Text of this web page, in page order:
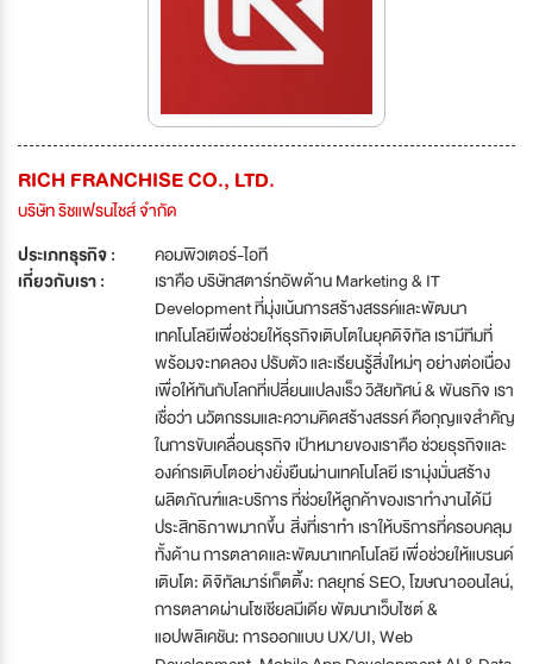
RICH FRANCHISE CO., LTD.
บริษัท ริชแฟรนไชส์ จำกัด
ประเภทธุรกิจ :
คอมพิวเตอร์-ไอที
เกี่ยวกับเรา :
เราคือ บริษัทสตาร์ทอัพด้าน Marketing & IT
Development ที่มุ่งเน้นการสร้างสรรค์และพัฒนา
เทคโนโลยีเพื่อช่วยให้ธุรกิจเติบโตในยุคดิจิทัล เรามีทีมที่
พร้อมจะทดลอง ปรับตัว และเรียนรู้สิ่งใหม่ๆ อย่างต่อเนื่อง
เพื่อให้ทันกับโลกที่เปลี่ยนแปลงเร็ว วิสัยทัศน์ & พันธกิจ เรา
เชื่อว่า นวัตกรรมและความคิดสร้างสรรค์ คือกุญแจสำคัญ
ในการขับเคลื่อนธุรกิจ เป้าหมายของเราคือ ช่วยธุรกิจและ
องค์กรเติบโตอย่างยั่งยืนผ่านเทคโนโลยี เรามุ่งมั่นสร้าง
ผลิตภัณฑ์และบริการ ที่ช่วยให้ลูกค้าของเราทำงานได้มี
ประสิทธิภาพมากขึ้น สิ่งที่เราทำ เราให้บริการที่ครอบคลุม
ทั้งด้าน การตลาดและพัฒนาเทคโนโลยี เพื่อช่วยให้แบรนด์
เติบโต: ดิจิทัลมาร์เก็ตติ้ง: กลยุทธ์ SEO, โฆษณาออนไลน์,
การตลาดผ่านโซเชียลมีเดีย พัฒนาเว็บไซต์ &
แอปพลิเคชัน: การออกแบบ UX/UI, Web